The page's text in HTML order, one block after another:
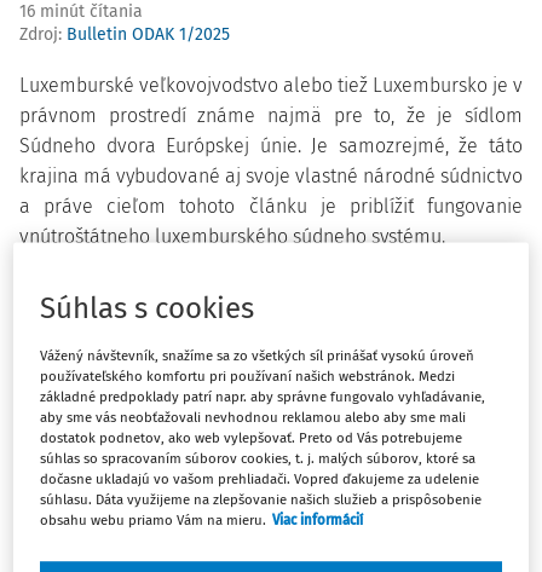
16 minút čítania
Zdroj: Bulletin ODAK 1/2025
Luxemburské veľkovojvodstvo alebo tiež Luxembursko je v
právnom prostredí známe najmä pre to, že je sídlom
Súdneho dvora Európskej únie. Je samozrejmé, že táto
krajina má vybudované aj svoje vlastné národné súdnictvo
a práve cieľom tohoto článku je priblížiť fungovanie
vnútroštátneho luxemburského súdneho systému.
Luxemburského veľkovojvodstva
Ústavy ustanovuje, že súdnu moc vykonávajú
súdy a
tribunály(les cours et tribunaux) a že rozsudky sú
vykonávané v mene veľkovojvodu a vyhlasované verejne.
V ústave má zakotvenie aj členenie súdnictva na
všeobecné súdnictvo (ordre judiciaire) a správne
súdnictvo (ordre administratif). V oblasti sociálneho
zabezpečenia možno hovoriť aj o existencii tzv.
"sociálneho súdnictva" (ordre social), ktoré je upravené v
Súhlas s cookies
Vážený návštevník, snažíme sa zo všetkých síl prinášať vysokú úroveň
používateľského komfortu pri používaní našich webstránok. Medzi
základné predpoklady patrí napr. aby správne fungovalo vyhľadávanie,
aby sme vás neobťažovali nevhodnou reklamou alebo aby sme mali
dostatok podnetov, ako web vylepšovať. Preto od Vás potrebujeme
súhlas so spracovaním súborov cookies, t. j. malých súborov, ktoré sa
dočasne ukladajú vo vašom prehliadači. Vopred ďakujeme za udelenie
súhlasu. Dáta využijeme na zlepšovanie našich služieb a prispôsobenie
obsahu webu priamo Vám na mieru. Viac informácií